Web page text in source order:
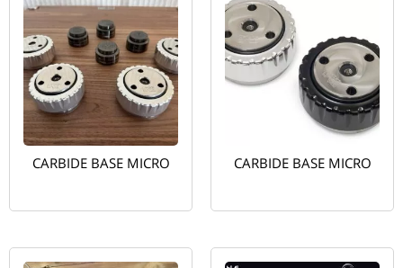
CARBIDE BASE MICRO
CARBIDE BASE MICRO